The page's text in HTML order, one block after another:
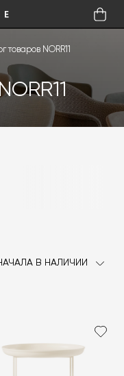
товаров NORR11
В НАЛИЧИИ